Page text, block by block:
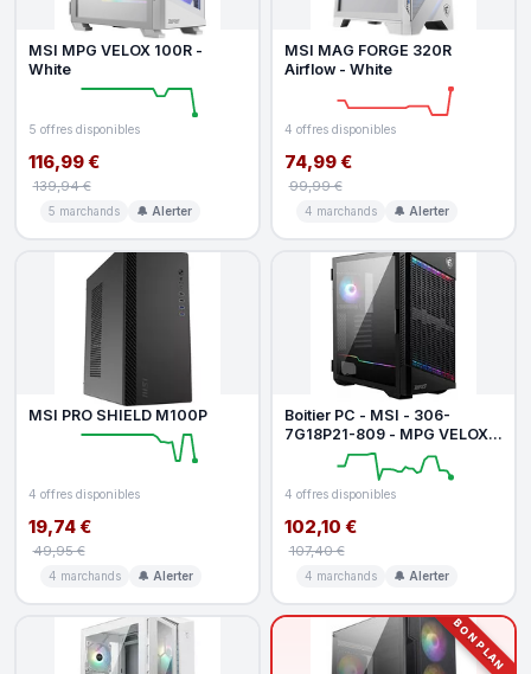
MSI MPG VELOX 100R -
White
5 offres disponibles
116,99 €
139,94 €
5 marchands 🔔 Alerter
MSI MAG FORGE 320R
Airflow - White
4 offres disponibles
74,99 €
99,99 €
4 marchands 🔔 Alerter
MSI PRO SHIELD M100P
4 offres disponibles
19,74 €
49,95 €
4 marchands 🔔 Alerter
Boitier PC - MSI - 306-
7G18P21-809 - MPG VELOX
100P AIRFLOW
4 offres disponibles
102,10 €
107,40 €
4 marchands 🔔 Alerter
BON PLAN